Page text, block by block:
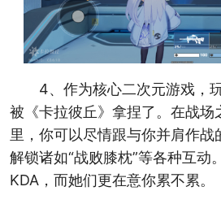
4、作为核心二次元游戏，
被《卡拉彼丘》拿捏了。在战场
里，你可以尽情跟与你并肩作战
解锁诸如“战败膝枕”等各种互动
KDA，而她们更在意你累不累。